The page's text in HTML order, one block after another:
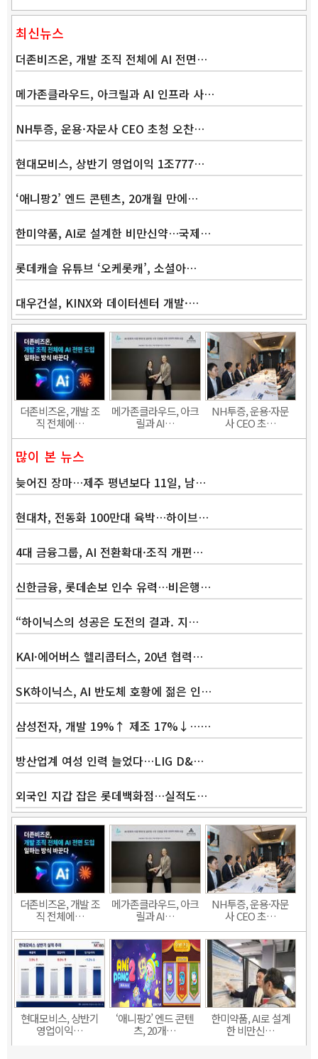
최신뉴스
더존비즈온, 개발 조직 전체에 AI 전면…
메가존클라우드, 아크릴과 AI 인프라 사…
NH투증, 운용·자문사 CEO 초청 오찬…
현대모비스, 상반기 영업이익 1조777…
‘애니팡2’ 엔드 콘텐츠, 20개월 만에…
한미약품, AI로 설계한 비만신약…국제…
롯데캐슬 유튜브 ‘오케롯캐’, 소셜아…
대우건설, KINX와 데이터센터 개발·…
더존비즈온, 개발 조
직 전체에…
메가존클라우드, 아크
릴과 AI…
NH투증, 운용·자문
사 CEO 초…
많이 본 뉴스
늦어진 장마…제주 평년보다 11일, 남…
현대차, 전동화 100만대 육박…하이브…
4대 금융그룹, AI 전환확대·조직 개편…
신한금융, 롯데손보 인수 유력…비은행…
“하이닉스의 성공은 도전의 결과. 지…
KAI·에어버스 헬리콥터스, 20년 협력…
SK하이닉스, AI 반도체 호황에 젊은 인…
삼성전자, 개발 19%↑ 제조 17%↓……
방산업계 여성 인력 늘었다…LIG D&…
외국인 지갑 잡은 롯데백화점…실적도…
더존비즈온, 개발 조
직 전체에…
메가존클라우드, 아크
릴과 AI…
NH투증, 운용·자문
사 CEO 초…
현대모비스, 상반기
영업이익…
‘애니팡2’ 엔드 콘텐
츠, 20개…
한미약품, AI로 설계
한 비만신…